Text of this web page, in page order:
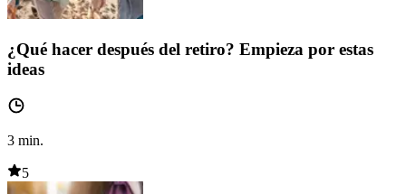
¿Qué hacer después del retiro? Empieza por estas
ideas
3 min.
5